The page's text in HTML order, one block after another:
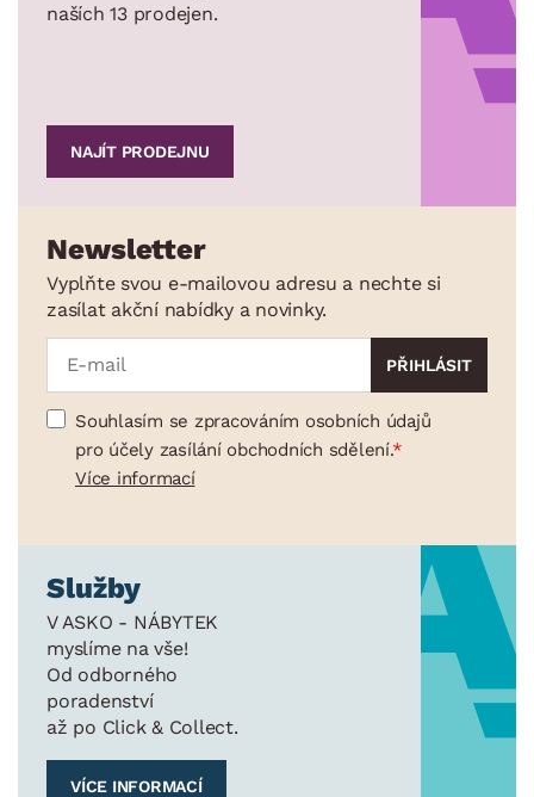
naších 13 prodejen.
NAJÍT PRODEJNU
Newsletter
Vyplňte svou e-mailovou adresu a nechte si
zasílat akční nabídky a novinky.
Souhlasím se zpracováním osobních údajů
pro účely zasílání obchodních sdělení.
Více informací
Služby
V ASKO - NÁBYTEK
myslíme na vše!
Od odborného
poradenství
až po Click & Collect.
VÍCE INFORMACÍ